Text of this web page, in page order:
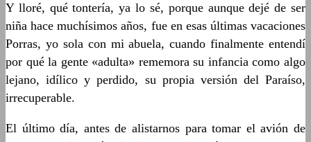
Y lloré, qué tontería, ya lo sé, porque aunque dejé de ser
niña hace muchísimos años, fue en esas últimas vacaciones
Porras, yo sola con mi abuela, cuando finalmente entendí
por qué la gente «adulta» rememora su infancia como algo
lejano, idílico y perdido, su propia versión del Paraíso,
irrecuperable.
El último día, antes de alistarnos para tomar el avión de